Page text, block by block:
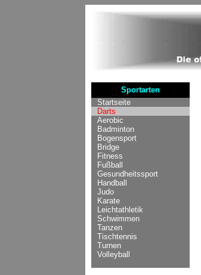
Sportarten
Startseite
Darts
Aerobic
Badminton
Bogensport
Bridge
Fitness
Fußball
Gesundheitssport
Handball
Judo
Karate
Leichtathletik
Schwimmen
Tanzen
Tischtennis
Turnen
Volleyball